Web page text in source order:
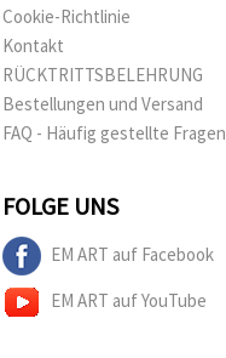
Cookie-Richtlinie
Kontakt
RÜCKTRITTSBELEHRUNG
Bestellungen und Versand
FAQ - Häufig gestellte Fragen
FOLGE UNS
EM ART auf Facebook
EM ART auf YouTube